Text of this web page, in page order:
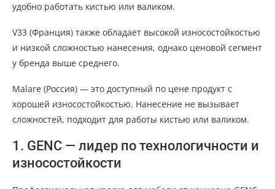
удобно работать кистью или валиком.
V33 (Франция) также обладает высокой износостойкостью
и низкой сложностью нанесения, однако ценовой сегмент
у бренда выше среднего.
Malare (Россия) — это доступный по цене продукт с
хорошей износостойкостью. Нанесение не вызывает
сложностей, подходит для работы кистью или валиком.
1. GENC — лидер по технологичности и
износостойкости